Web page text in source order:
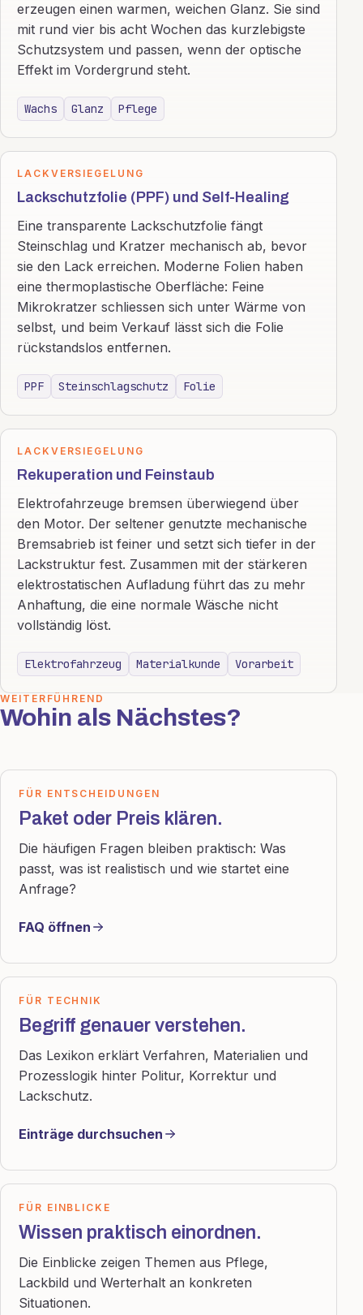
erzeugen einen warmen, weichen Glanz. Sie sind
mit rund vier bis acht Wochen das kurzlebigste
Schutzsystem und passen, wenn der optische
Effekt im Vordergrund steht.
Wachs Glanz Pflege
LACKVERSIEGELUNG
Lackschutzfolie (PPF) und Self-Healing
Eine transparente Lackschutzfolie fängt
Steinschlag und Kratzer mechanisch ab, bevor
sie den Lack erreichen. Moderne Folien haben
eine thermoplastische Oberfläche: Feine
Mikrokratzer schliessen sich unter Wärme von
selbst, und beim Verkauf lässt sich die Folie
rückstandslos entfernen.
PPF Steinschlagschutz Folie
LACKVERSIEGELUNG
Rekuperation und Feinstaub
Elektrofahrzeuge bremsen überwiegend über
den Motor. Der seltener genutzte mechanische
Bremsabrieb ist feiner und setzt sich tiefer in der
Lackstruktur fest. Zusammen mit der stärkeren
elektrostatischen Aufladung führt das zu mehr
Anhaftung, die eine normale Wäsche nicht
vollständig löst.
Elektrofahrzeug Materialkunde Vorarbeit
WEITERFÜHREND
Wohin als Nächstes?
FÜR ENTSCHEIDUNGEN
Paket oder Preis klären.
Die häufigen Fragen bleiben praktisch: Was
passt, was ist realistisch und wie startet eine
Anfrage?
FAQ öffnen
FÜR TECHNIK
Begriff genauer verstehen.
Das Lexikon erklärt Verfahren, Materialien und
Prozesslogik hinter Politur, Korrektur und
Lackschutz.
Einträge durchsuchen
FÜR EINBLICKE
Wissen praktisch einordnen.
Die Einblicke zeigen Themen aus Pflege,
Lackbild und Werterhalt an konkreten
Situationen.